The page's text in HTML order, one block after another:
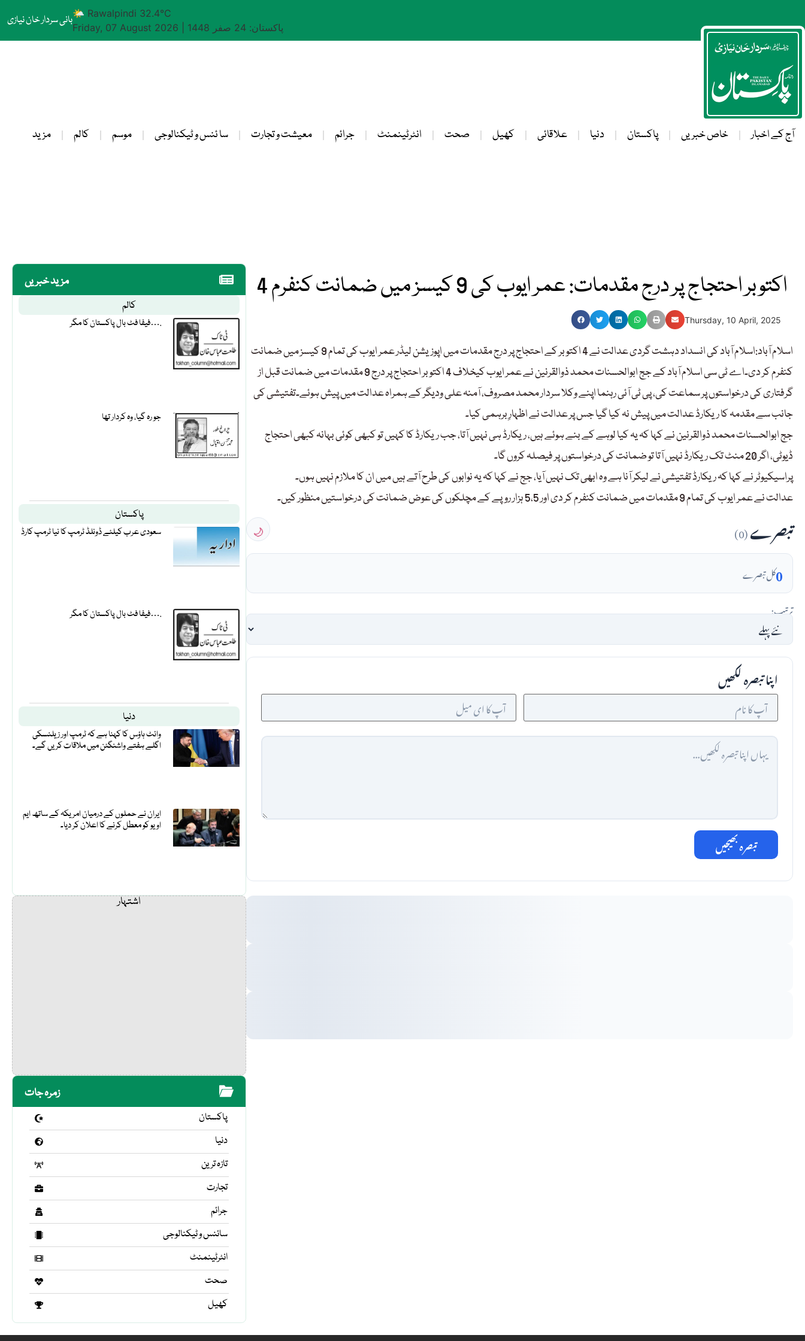
بانی سردار خان نیازی🌤 Rawalpindi 32.4°C
Friday, 07 August 2026
پاکستان: 24 صفر 1448
آج کے اخبار خاص خبریں پاکستان دنیا علاقائی کھیل صحت انٹرٹینمنٹ جرائم معیشت و تجارت سا ئنس و ٹیکنالوجی موسم کالم مزید
مزید خبریں
کالم
فیفا فٹ بال پاکستان کا مگر….
جو رہ گیا، وہ کردار تھا
پاکستان
سعودی عرب کیلئے ڈونلڈ ٹرمپ کا نیا ٹرمپ کارڈ
فیفا فٹ بال پاکستان کا مگر….
دنیا
وائٹ ہاؤس کا کہنا ہے کہ ٹرمپ اور زیلنسکی
اگلے ہفتے واشنگٹن میں ملاقات کریں گے۔
ایران نے حملوں کے درمیان امریکہ کے ساتھ ایم
او یو کو معطل کرنے کا اعلان کر دیا۔
اشتہار
زمرہ جات
پاکستان
دنیا
تازہ ترین
تجارت
جرائم
سائنس و ٹیکنالوجی
انٹرٹینمنٹ
صحت
کھیل
4 اکتوبر احتجاج پر درج مقدمات: عمر ایوب کی 9 کیسز میں ضمانت کنفرم
Thursday, 10 April, 2025
اسلام آباد:اسلام آباد کی انسداد دہشت گردی عدالت نے 4 اکتوبر کے احتجاج پر درج مقدمات میں اپوزیشن لیڈر عمر ایوب کی تمام 9 کیسز میں ضمانت
کنفرم کر دی۔اے ٹی سی اسلام آباد کے جج ابوالحسنات محمد ذوالقرنین نے عمر ایوب کیخلاف 4 اکتوبر احتجاج پر درج 9 مقدمات میں ضمانت قبل از
گرفتاری کی درخواستوں پر سماعت کی، پی ٹی آئی رہنما اپنے وکلا سردار محمد مصروف، آمنہ علی ودیگر کے ہمراہ عدالت میں پیش ہوئے۔تفتیشی کی
جانب سے مقدمہ کا ریکارڈ عدالت میں پیش نہ کیا گیا جس پر عدالت نے اظہارِ برہمی کیا۔
جج ابوالحسنات محمد ذوالقرنین نے کہا کہ یہ کیا لوہے کے بنے ہوئے ہیں، ریکارڈ ہی نہیں آتا، جب ریکارڈ کا کہیں تو کبھی کوئی بہانہ کبھی احتجاج
ڈیوٹی، اگر 20 منٹ تک ریکارڈ نہیں آتا تو ضمانت کی درخواستوں پر فیصلہ کروں گا۔
پراسیکیوٹر نے کہا کہ ریکارڈ تفتیشی نے لیکر آنا ہے وہ ابھی تک نہیں آیا، جج نے کہا کہ یہ نوابوں کی طرح آتے ہیں میں ان کا ملازم نہیں ہوں۔
عدالت نے عمر ایوب کی تمام 9 مقدمات میں ضمانت کنفرم کر دی اور 5،5 ہزار روپے کے مچلکوں کی عوض ضمانت کی درخواستیں منظور کیں۔
تبصرے(0)
🌙
0کل تبصرے
ترتیب:
اپنا تبصرہ لکھیں
تبصرہ بھیجیں